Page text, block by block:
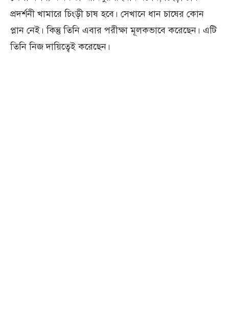
প্রদর্শনী খামারে চিংড়ী চাষ হবে। সেখানে ধান চাষের কোন
প্লান নেই। কিন্তু তিনি এবার পরীক্ষা মূলকভাবে করেছেন। এটি
তিনি নিজ দায়িত্বেই করেছেন।